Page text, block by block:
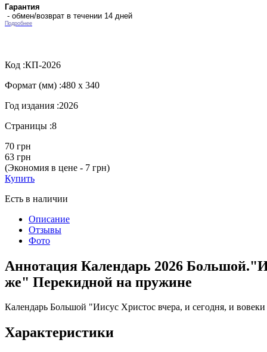
Гарантия
- обмен/возврат в течении 14 дней
Подробнее
Код :КП-2026
Формат (мм) :480 х 340
Год издания :2026
Страницы :8
70 грн
63 грн
(Экономия в цене - 7 грн)
Купить
Есть в наличии
Описание
Отзывы
Фото
Аннотация Календарь 2026
же" Перекидной на пружине
Календарь Большой "Иисус Христос вчера, и сегодня, и
Характеристики